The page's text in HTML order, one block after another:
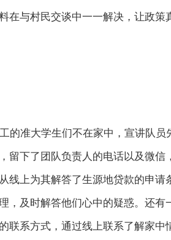
在与村民交谈中一一解决，让政策
的准大学生们不在家中，宣讲队员
留下了团队负责人的电话以及微信
线上为其解答了生源地贷款的申请
，及时解答他们心中的疑惑。还有
联系方式，通过线上联系了解家中